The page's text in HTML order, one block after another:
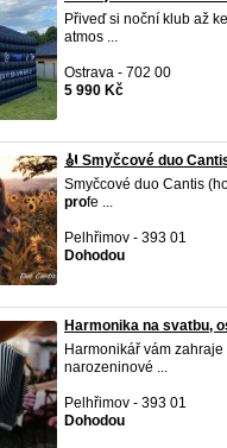
Přiveď si noční klub až
atmos ...
Ostrava - 702 00
5 990 Kč
🎻 Smyčcové duo
Smyčcové duo Cantis
profe ...
Pelhřimov - 393 01
Dohodou
Harmonika na svatbu,
Harmonikář vám
narozeninové ...
Pelhřimov - 393 01
Dohodou